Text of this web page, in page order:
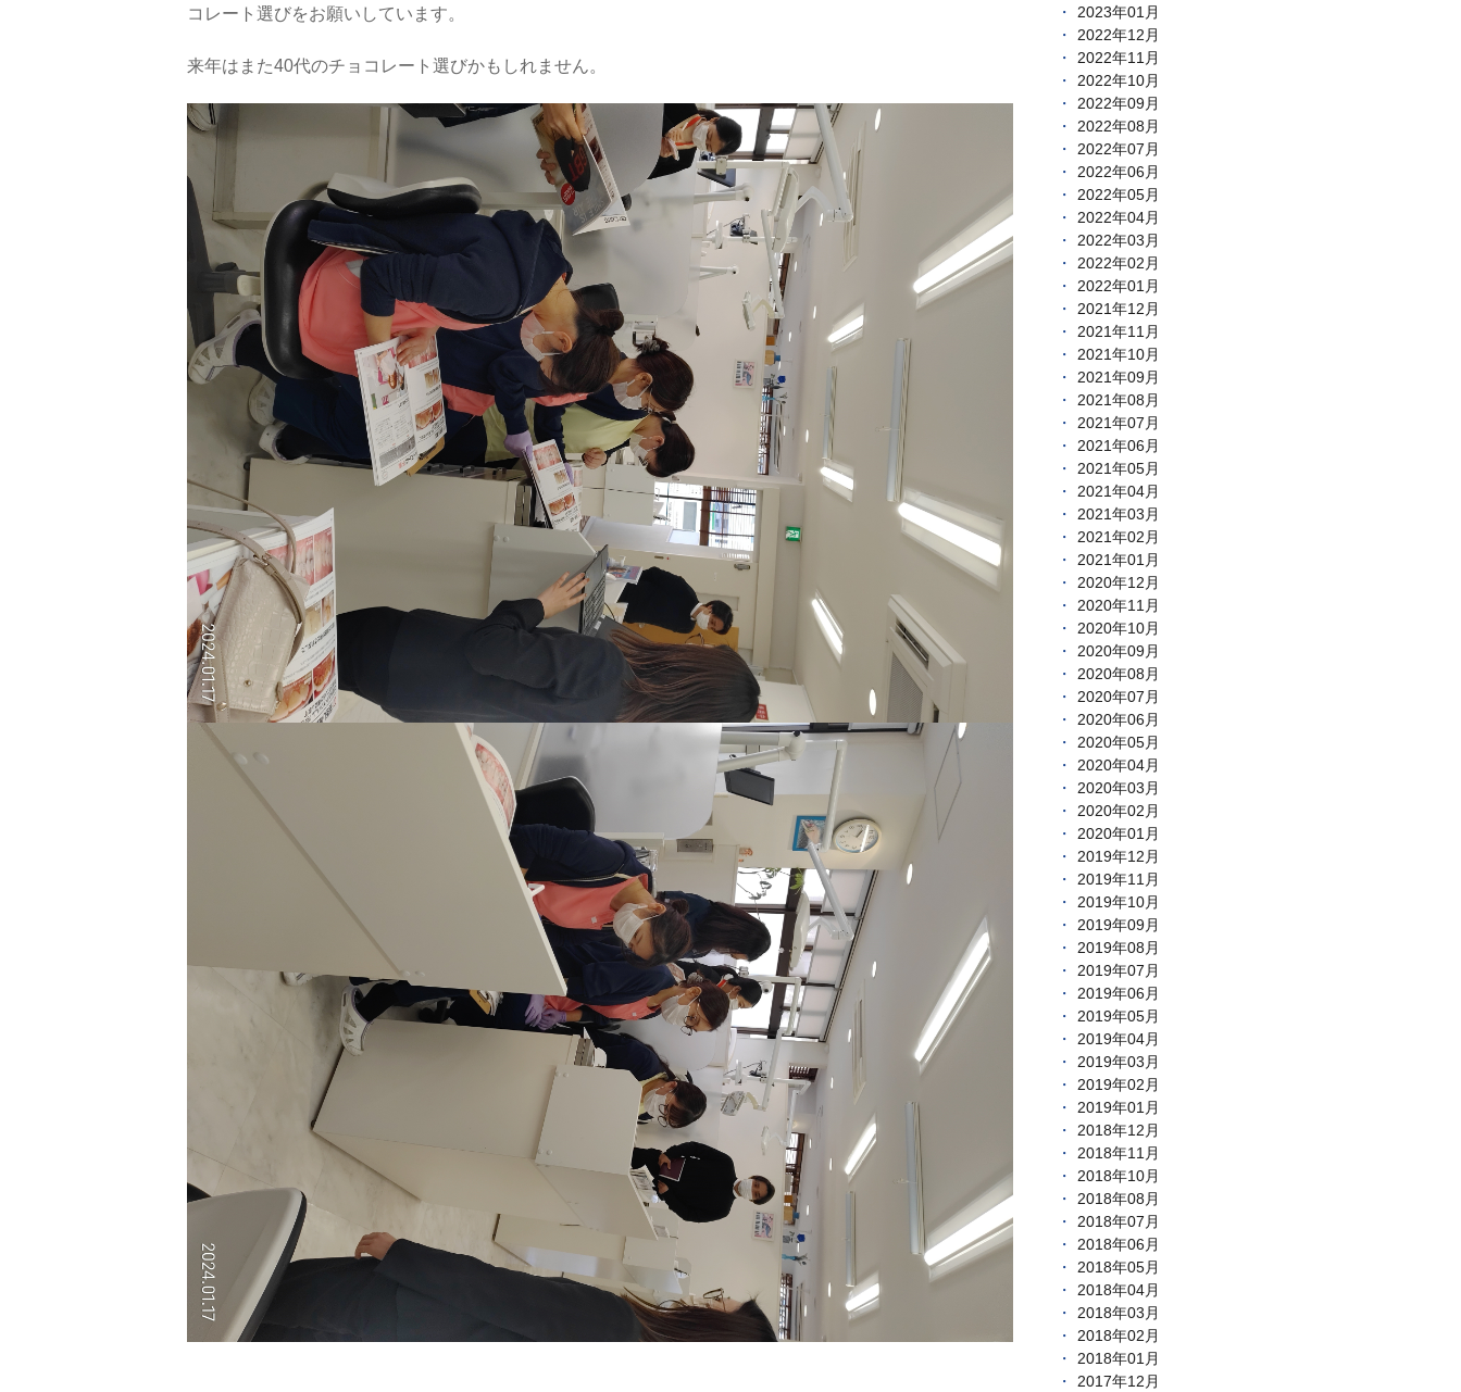
コレート選びをお願いしています。
来年はまた40代のチョコレート選びかもしれません。
2023年01月
2022年12月
2022年11月
2022年10月
2022年09月
2022年08月
2022年07月
2022年06月
2022年05月
2022年04月
2022年03月
2022年02月
2022年01月
2021年12月
2021年11月
2021年10月
2021年09月
2021年08月
2021年07月
2021年06月
2021年05月
2021年04月
2021年03月
2021年02月
2021年01月
2020年12月
2020年11月
2020年10月
2020年09月
2020年08月
2020年07月
2020年06月
2020年05月
2020年04月
2020年03月
2020年02月
2020年01月
2019年12月
2019年11月
2019年10月
2019年09月
2019年08月
2019年07月
2019年06月
2019年05月
2019年04月
2019年03月
2019年02月
2019年01月
2018年12月
2018年11月
2018年10月
2018年08月
2018年07月
2018年06月
2018年05月
2018年04月
2018年03月
2018年02月
2018年01月
2017年12月